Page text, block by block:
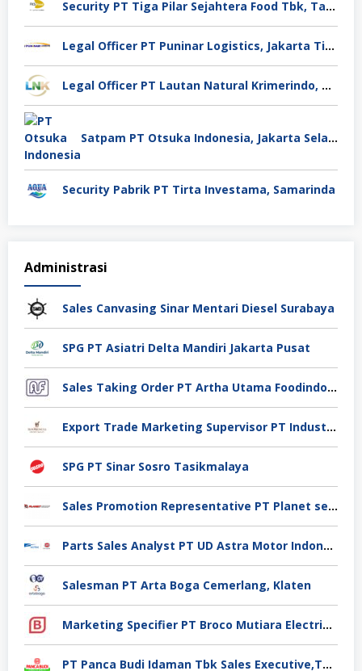
Security PT Tiga Pilar Sejahtera Food Tbk, Tangerang
Legal Officer PT Puninar Logistics, Jakarta Timur
Legal Officer PT Lautan Natural Krimerindo, Mojokerto
Satpam PT Otsuka Indonesia, Jakarta Selatan
Security Pabrik PT Tirta Investama, Samarinda
Administrasi
Sales Canvasing Sinar Mentari Diesel Surabaya
SPG PT Asiatri Delta Mandiri Jakarta Pusat
Sales Taking Order PT Artha Utama Foodindo Tangerang
Export Trade Marketing Supervisor PT Industri Jamu Dan Farmasi Sido Muncul Tbk, Jakarta
SPG PT Sinar Sosro Tasikmalaya
Sales Promotion Representative PT Planet selancar Mandiri, Pontianak
Parts Sales Analyst PT UD Astra Motor Indonesia, Jakarta Utara
Salesman PT Arta Boga Cemerlang, Klaten
Marketing Specifier PT Broco Mutiara Electrical Industry, Tangerang
PT Panca Budi Idaman Tbk Sales Executive,Tangerang